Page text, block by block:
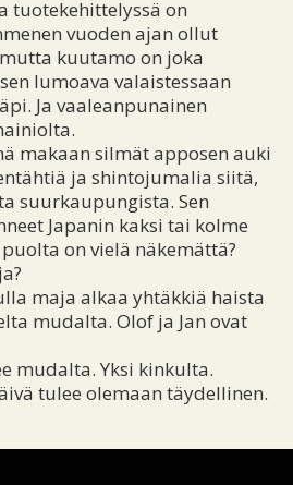
tuotekehittelyssä on
vuoden ajan ollut
kuutamo on joka
lumoava valaistessaan
Ja vaaleanpunainen
makaan silmät apposen auki
ja shintojumalia siitä,
suurkaupungista. Sen
Japanin kaksi tai kolme
on vielä näkemättä?
maja alkaa yhtäkkiä haista
mudalta. Olof ja Jan ovat
mudalta. Yksi kinkulta.
tulee olemaan täydellinen.